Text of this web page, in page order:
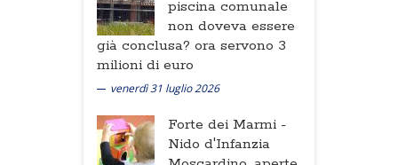
piscina comunale
non doveva essere
già conclusa? ora servono 3
milioni di euro
venerdì 31 luglio 2026
Forte dei Marmi -
Nido d'Infanzia